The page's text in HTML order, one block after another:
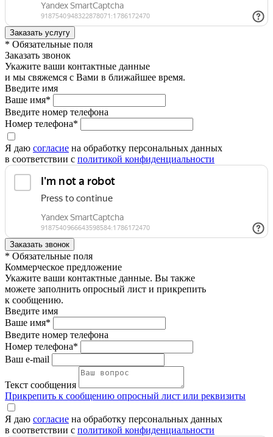
* Обязательные поля
Заказать звонок
Укажите ваши контактные данные
и мы свяжемся с Вами в ближайшее время.
Введите имя
Ваше имя*
Введите номер телефона
Номер телефона*
Я даю согласие на обработку персональных данных
в соответствии с политикой конфиденциальности
* Обязательные поля
Коммерческое предложение
Укажите ваши контактные данные. Вы также
можете заполнить опросный лист и прикрепить
к сообщению.
Введите имя
Ваше имя*
Введите номер телефона
Номер телефона*
Ваш e-mail
Текст сообщения
Прикрепить к сообщению опросный лист или реквизиты
Я даю согласие на обработку персональных данных
в соответствии с политикой конфиденциальности